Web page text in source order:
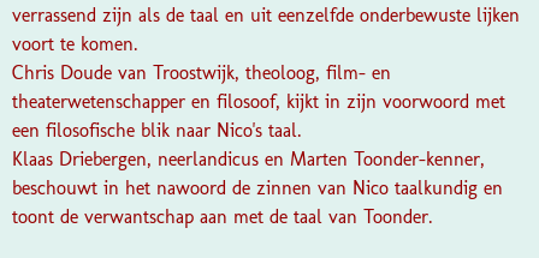
verrassend zijn als de taal en uit eenzelfde onderbewuste lijken
voort te komen.
Chris Doude van Troostwijk, theoloog, film- en
theaterwetenschapper en filosoof, kijkt in zijn voorwoord met
een filosofische blik naar Nico's taal.
Klaas Driebergen, neerlandicus en Marten Toonder-kenner,
beschouwt in het nawoord de zinnen van Nico taalkundig en
toont de verwantschap aan met de taal van Toonder.